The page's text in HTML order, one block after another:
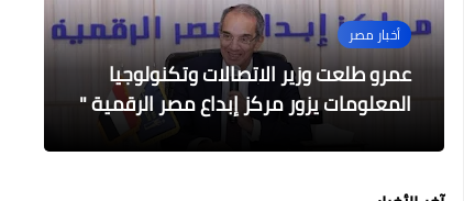
أخبار مصر
عمرو طلعت وزير الاتصالات وتكنولوجيا
المعلومات يزور مركز إبداع مصر الرقمية "
الرياضة
صبحي يُكرم لاعبي المنتخب الوطني
لرجال البادل
محافظات
إدارة الأزمات بمحافظة الدقهلية
محافظات
استمرار متابعة أعمال الصرف الصحي
بمركز ومدينة القناطر الخيرية
أخبار مصر
شكري يستهل زيارته لنيويورك بلقاء
وزيري خارجية النرويج ومالطا